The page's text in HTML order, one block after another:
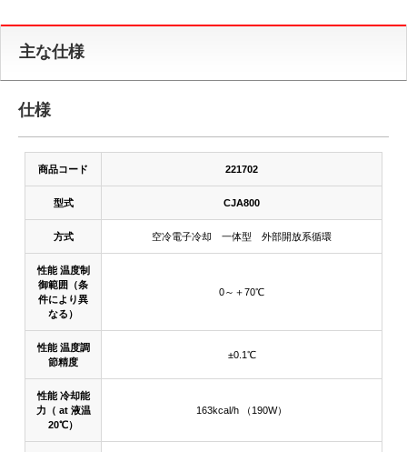
主な仕様
仕様
商品コード 221702
型式 CJA800
方式 空冷電子冷却 一体型 外部開放系循環
性能 温度制
御範囲（条
件により異
なる）
0～＋70℃
性能 温度調
節精度
±0.1℃
性能 冷却能
力（ at 液温
20℃）
163kcal/h （190W）